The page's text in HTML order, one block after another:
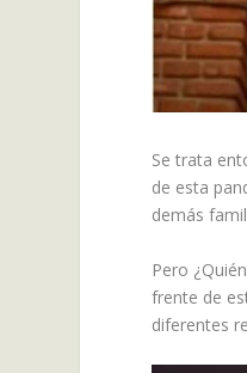
Se trata
de esta
demás
Pero
frente de
diferentes